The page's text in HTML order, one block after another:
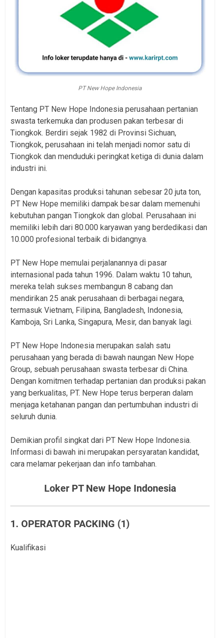
PT New Hope Indonesia
Tentang PT New Hope Indonesia perusahaan pertanian
swasta terkemuka dan produsen pakan terbesar di
Tiongkok. Berdiri sejak 1982 di Provinsi Sichuan,
Tiongkok, perusahaan ini telah menjadi nomor satu di
Tiongkok dan menduduki peringkat ketiga di dunia dalam
industri ini.
Dengan kapasitas produksi tahunan sebesar 20 juta ton,
PT New Hope memiliki dampak besar dalam memenuhi
kebutuhan pangan Tiongkok dan global. Perusahaan ini
memiliki lebih dari 80.000 karyawan yang berdedikasi dan
10.000 profesional terbaik di bidangnya.
PT New Hope memulai perjalanannya di pasar
internasional pada tahun 1996. Dalam waktu 10 tahun,
mereka telah sukses membangun 8 cabang dan
mendirikan 25 anak perusahaan di berbagai negara,
termasuk Vietnam, Filipina, Bangladesh, Indonesia,
Kamboja, Sri Lanka, Singapura, Mesir, dan banyak lagi.
PT New Hope Indonesia merupakan salah satu
perusahaan yang berada di bawah naungan New Hope
Group, sebuah perusahaan swasta terbesar di China.
Dengan komitmen terhadap pertanian dan produksi pakan
yang berkualitas, PT. New Hope terus berperan dalam
menjaga ketahanan pangan dan pertumbuhan industri di
seluruh dunia.
Demikian profil singkat dari PT New Hope Indonesia.
Informasi di bawah ini merupakan persyaratan kandidat,
cara melamar pekerjaan dan info tambahan.
Loker PT New Hope Indonesia
1. OPERATOR PACKING (1)
Kualifikasi